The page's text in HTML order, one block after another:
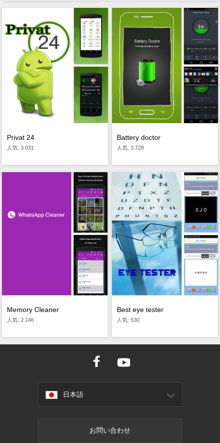
Privat 24
人気: 3 031
Battery doctor
人気: 3 728
Memory Cleaner
人気: 2 146
Best eye tester
人気: 530
日本語
お問い合わせ